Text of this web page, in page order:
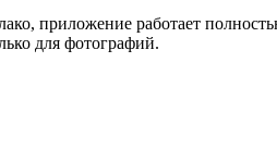
приложение работает
для фотографий.